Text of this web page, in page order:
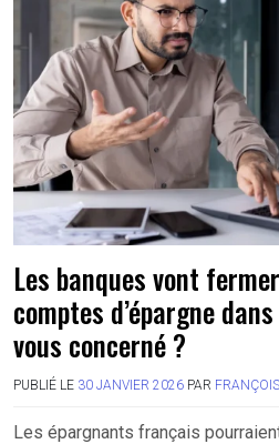
Les banques vont
comptes d’épargne
vous concerné ?
PUBLIÉ LE 30 JANVIER 2026 PAR
Les épargnants français